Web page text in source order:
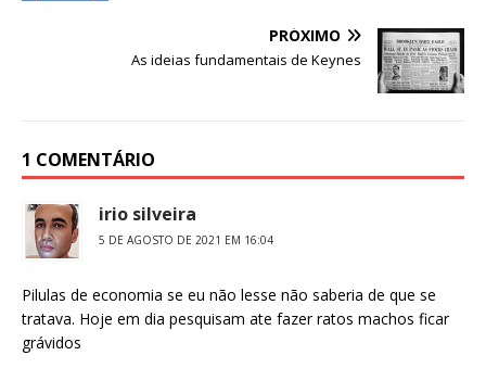
PRÓXIMO
As ideias fundamentais de Keynes
1 COMENTÁRIO
irio silveira
5 DE AGOSTO DE 2021 EM 16:04
Pilulas de economia se eu não lesse não saberia de que se
tratava. Hoje em dia pesquisam ate fazer ratos machos ficar
grávidos